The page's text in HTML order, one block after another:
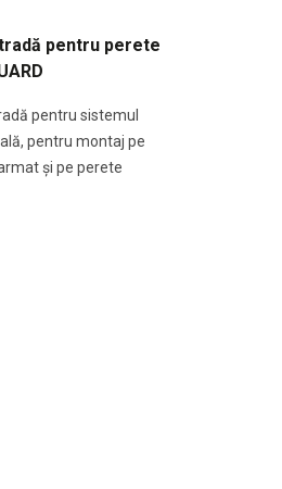
pentru perete
pentru sistemul
pentru montaj pe
și pe perete